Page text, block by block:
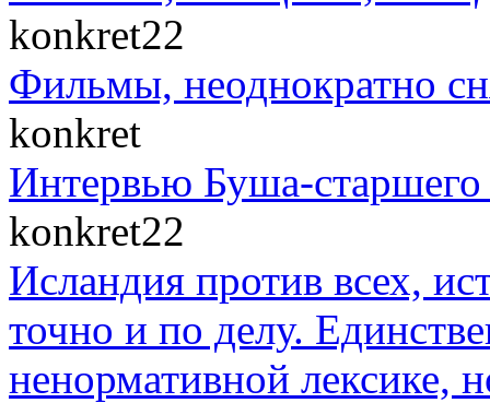
konkret22
Фильмы, неоднократно
konkret
Интервью Буша-старшего
konkret22
Исландия против всех,
точно и по делу.
ненормативной лексике,